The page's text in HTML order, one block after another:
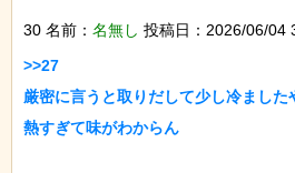
30 名前： 名無し 投稿日：2026/06/04
>>27
厳密に言うと取りだして少し冷まし
熱すぎて味がわからん